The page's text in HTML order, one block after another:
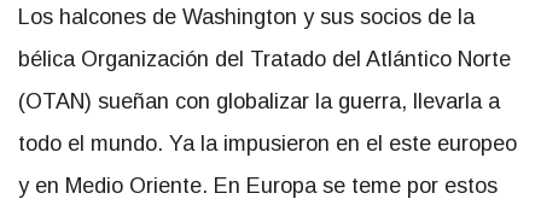
Los halcones de Washington y sus socios de la
bélica Organización del Tratado del Atlántico Norte
(OTAN) sueñan con globalizar la guerra, llevarla a
todo el mundo. Ya la impusieron en el este europeo
y en Medio Oriente. En Europa se teme por estos